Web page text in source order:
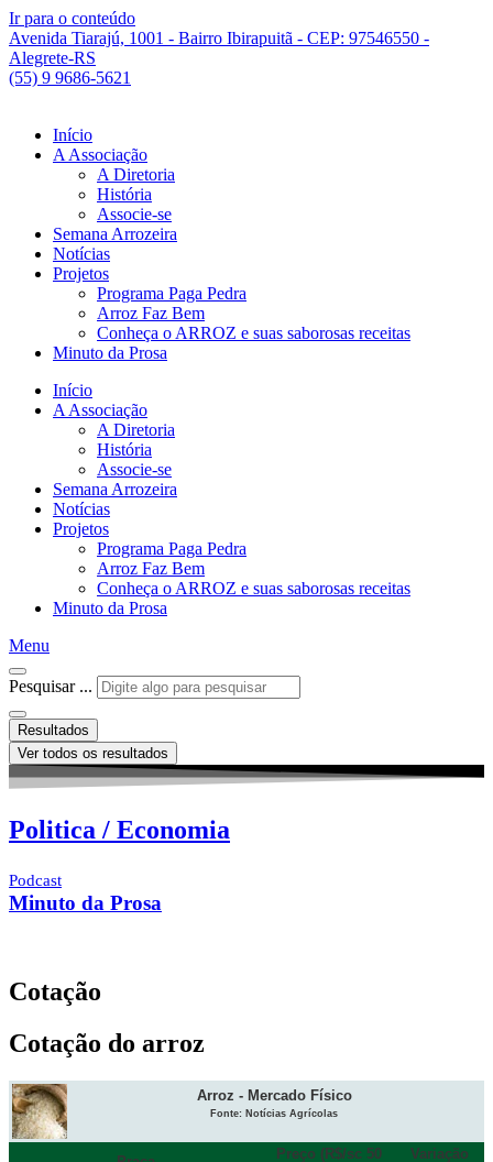
Ir para o conteúdo
Avenida Tiarajú, 1001 - Bairro Ibirapuitã - CEP: 97546550 -
Alegrete-RS
(55) 9 9686-5621
Início
A Associação
A Diretoria
História
Associe-se
Semana Arrozeira
Notícias
Projetos
Programa Paga Pedra
Arroz Faz Bem
Conheça o ARROZ e suas saborosas receitas
Minuto da Prosa
Início
A Associação
A Diretoria
História
Associe-se
Semana Arrozeira
Notícias
Projetos
Programa Paga Pedra
Arroz Faz Bem
Conheça o ARROZ e suas saborosas receitas
Minuto da Prosa
Menu
Pesquisar ...
Resultados
Ver todos os resultados
Politica / Economia
Podcast
Minuto da Prosa
Cotação
Cotação do arroz
Arroz - Mercado Físico
Fonte: Notícias Agrícolas
Preço (R$/sc 50
Variação